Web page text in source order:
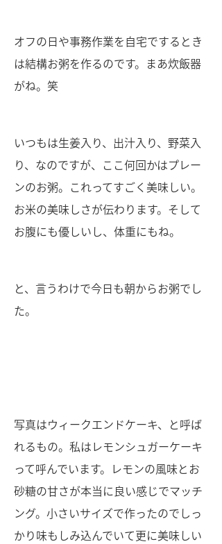
オフの日や事務作業を自宅でするとき
は結構お粥を作るのです。まあ炊飯器
がね。笑
いつもは生姜入り、出汁入り、野菜入
り、なのですが、ここ何回かはプレー
ンのお粥。これってすごく美味しい。
お米の美味しさが伝わります。そして
お腹にも優しいし、体重にもね。
と、言うわけで今日も朝からお粥でし
た。
写真はウィークエンドケーキ、と呼ば
れるもの。私はレモンシュガーケーキ
って呼んでいます。レモンの風味とお
砂糖の甘さが本当に良い感じでマッチ
ング。小さいサイズで作ったのでしっ
かり味もしみ込んでいて更に美味しい